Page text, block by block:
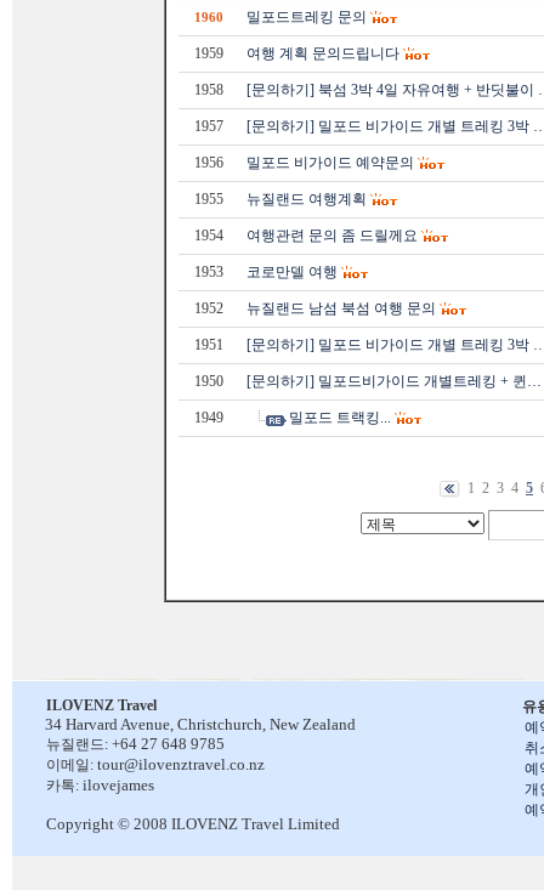
1960 밀포드트레킹 문의
1959 여행 계획 문의드립니다
1958 [문의하기] 북섬 3박 4일 자유여행 + 반딧불이
1957 [문의하기] 밀포드 비가이드 개별 트레킹 3박
1956 밀포드 비가이드 예약문의
1955 뉴질랜드 여행계획
1954 여행관련 문의 좀 드릴께요
1953 코로만델 여행
1952 뉴질랜드 남섬 북섬 여행 문의
1951 [문의하기] 밀포드 비가이드 개별 트레킹 3박
1950 [문의하기] 밀포드비가이드 개별트레킹 + 퀸…
1949 밀포드 트랙킹...
1 2 3 4 5
유
예
취
예
개
예
ILOVENZ Travel
34 Harvard Avenue, Christchurch, New Zealand
뉴질랜드: +64 27 648 9785
이메일: tour@ilovenztravel.co.nz
카톡: ilovejames
Copyright © 2008 ILOVENZ Travel Limited